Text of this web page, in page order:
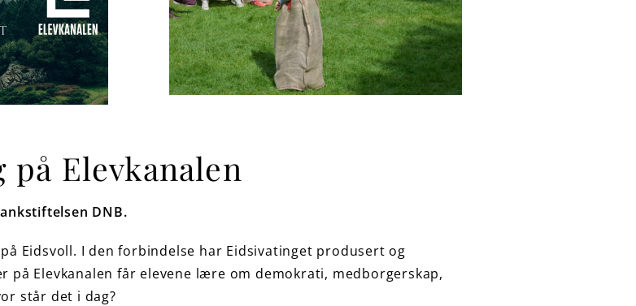
Elevkanalen
DNB.
Eidsvoll. I den forbindelse har Eidsivatinget produsert og
Elevkanalen får elevene lære om demokrati, medborgerskap,
står det i dag?